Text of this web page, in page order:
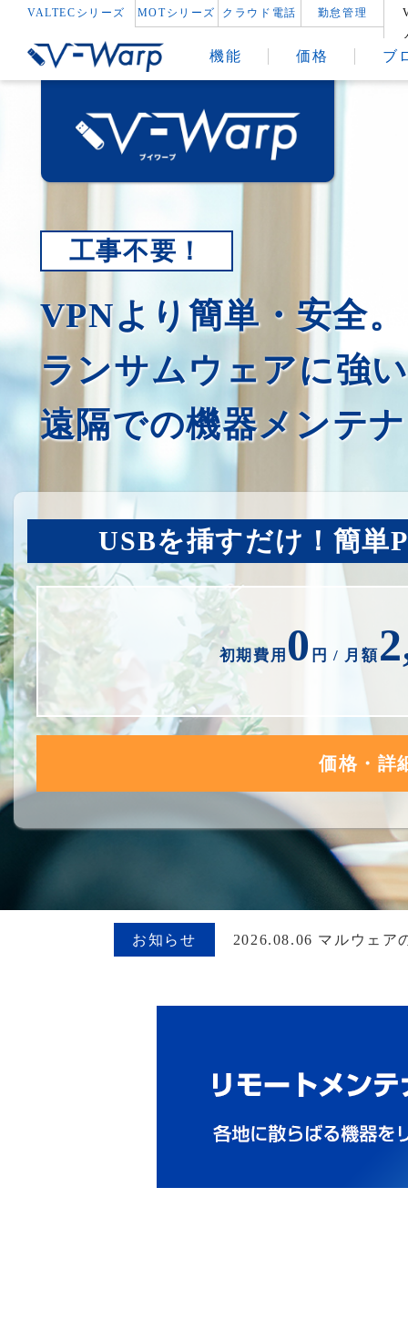
VALTECシリーズ MOTシリーズ クラウド電話 勤怠管理
機能 価格 ブ
工事不要！
VPNより簡単・安全。
ランサムウェアに強
遠隔での機器メンテ
USBを挿すだけ！簡単
初期費用 0 円 / 月額
価格・詳
お知らせ 2026.08.06 マルウェア